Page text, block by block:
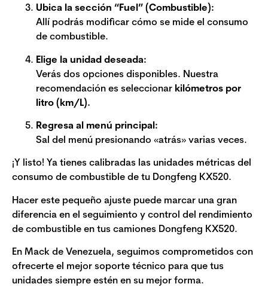
Ubica la sección “Fuel” (Combustible):
Allí podrás modificar cómo se mide el consumo
de combustible.
Elige la unidad deseada:
Verás dos opciones disponibles. Nuestra
recomendación es seleccionar kilómetros por
litro (km/L).
Regresa al menú principal:
Sal del menú presionando «atrás» varias veces.
¡Y listo! Ya tienes calibradas las unidades métricas del
consumo de combustible de tu Dongfeng KX520.
Hacer este pequeño ajuste puede marcar una gran
diferencia en el seguimiento y control del rendimiento
de combustible en tus camiones Dongfeng KX520.
En Mack de Venezuela, seguimos comprometidos con
ofrecerte el mejor soporte técnico para que tus
unidades siempre estén en su mejor forma.